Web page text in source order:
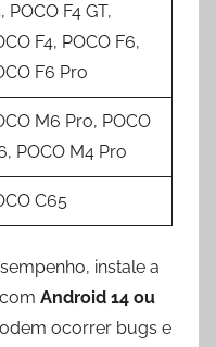
POCO F4 GT,
F4, POCO F6,
F6 Pro
M6 Pro, POCO
POCO M4 Pro
C65
instale a
Android 14 ou
ocorrer bugs e